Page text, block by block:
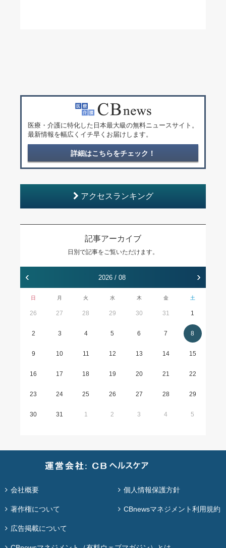
医療・介護に特化した日本最大級の無料ニュースサイト。
最新情報を幅広くイチ早くお届けします。
詳細はこちらをチェック！
アクセスランキング
記事アーカイブ
日別で記事をご覧いただけます。
‹ 2026 / 08 ›
日 月 火 水 木 金 土
26 27 28 29 30 31 1
2 3 4 5 6 7 8
9 10 11 12 13 14 15
16 17 18 19 20 21 22
23 24 25 26 27 28 29
30 31 1 2 3 4 5
会社概要 個人情報保護方針
著作権について CBnewsマネジメント利用規約
広告掲載について